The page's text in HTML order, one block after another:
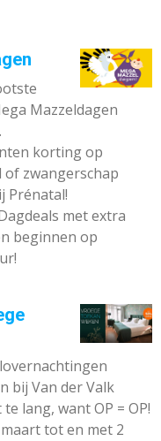
Mazzeldagen
korting op
zwangerschap
Prénatal!
met extra
beginnen op
bij Van der Valk
lang, want OP = OP!
tot en met 2